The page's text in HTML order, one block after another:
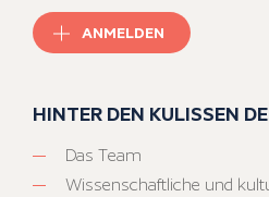
ANMELDEN
HINTER DEN KULISSEN
Das Team
Wissenschaftliche und